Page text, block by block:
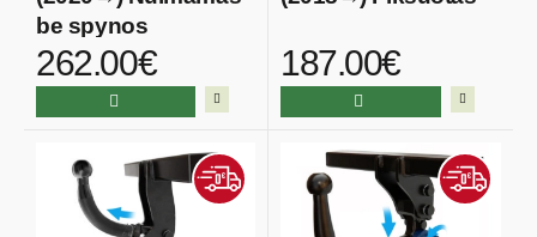
be spynos
262.00€ 187.00€